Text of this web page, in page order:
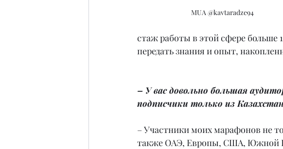
MUA @kavtaradze94
стаж работы в этой сфере больше
передать знания и опыт,
– У вас довольно большая
подписчики только из
– Участники моих марафонов не
также ОАЭ, Европы, США, Южной